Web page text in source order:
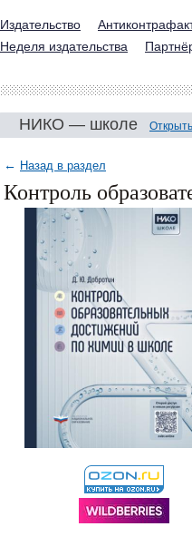
Издательство
Неделя издательства
НИКО — школе
← Назад в раздел
Контроль